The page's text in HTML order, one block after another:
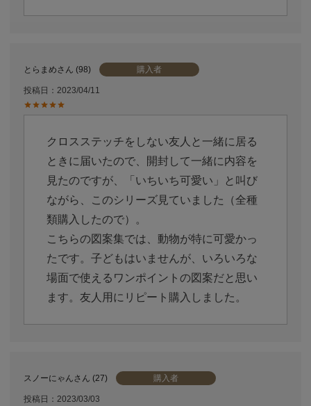
とらまめ 98 購入者
投稿日 2023/04/11
クロスステッチをしない友人と一緒に居る
ときに届いたので、開封して一緒に内容を
見たのですが、「いちいち可愛い」と叫び
ながら、このシリーズ見ていました（全種
類購入したので）。
こちらの図案集では、動物が特に可愛かっ
たです。子どもはいませんが、いろいろな
場面で使えるワンポイントの図案だと思い
ます。友人用にリピート購入しました。
スノーにゃん 27 購入者
投稿日 2023/03/03